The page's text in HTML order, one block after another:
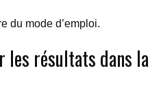
du mode d’emploi.
les résultats dans la